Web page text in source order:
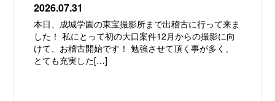
2026.07.31
本日、成城学園の東宝撮影所まで出稽古に行って来ま
した！ 私にとって初の大口案件12月からの撮影に向
けて、お稽古開始です！ 勉強させて頂く事が多く、
とても充実した[…]